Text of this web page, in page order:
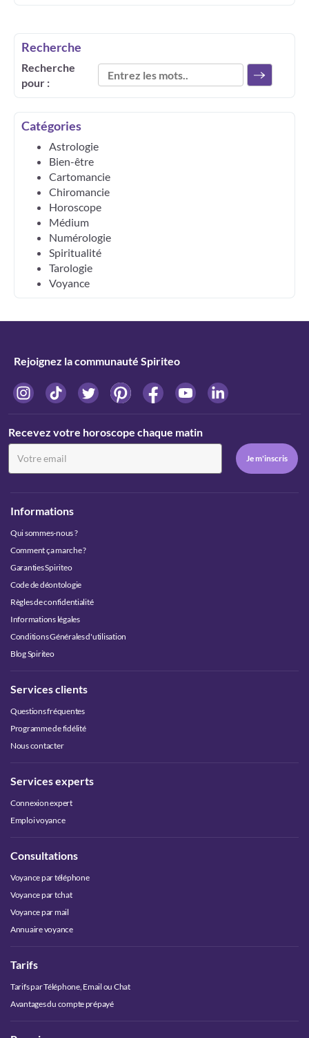
Recherche
Recherche
pour :
Catégories
Astrologie
Bien-être
Cartomancie
Chiromancie
Horoscope
Médium
Numérologie
Spiritualité
Tarologie
Voyance
Rejoignez la communauté Spiriteo
Recevez votre horoscope chaque matin
Informations
Qui sommes-nous ?
Comment ça marche ?
Garanties Spiriteo
Code de déontologie
Règles de confidentialité
Informations légales
Conditions Générales d'utilisation
Blog Spiriteo
Services clients
Questions fréquentes
Programme de fidélité
Nous contacter
Services experts
Connexion expert
Emploi voyance
Consultations
Voyance par téléphone
Voyance par tchat
Voyance par mail
Annuaire voyance
Tarifs
Tarifs par Téléphone, Email ou Chat
Avantages du compte prépayé